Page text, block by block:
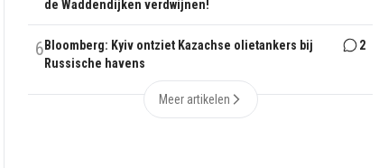
de Waddendijken verdwijnen!
6 Bloomberg: Kyiv ontziet Kazachse olietankers bij
Russische havens
2
Meer artikelen